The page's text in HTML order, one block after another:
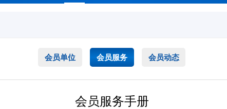
会员单位 会员服务 会员动态
会员服务手册